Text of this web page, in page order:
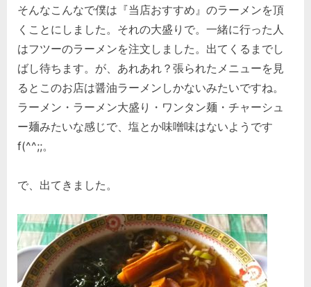
そんなこんなで僕は『当店おすすめ』のラーメンを頂
くことにしました。それの大盛りで。一緒に行った人
はフツーのラーメンを注文しました。出てくるまでし
ばし待ちます。が、あれあれ？張られたメニューを見
るとこのお店は醤油ラーメンしかないみたいですね。
ラーメン・ラーメン大盛り・ワンタン麺・チャーシュ
ー麺みたいな感じで、塩とか味噌味はないようです
f(^^;;。
で、出てきました。